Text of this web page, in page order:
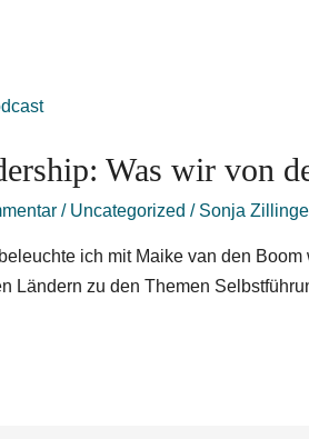
Was wir von
/ Uncategorized / Sonja
ich mit Maike van den
Ländern zu den Themen